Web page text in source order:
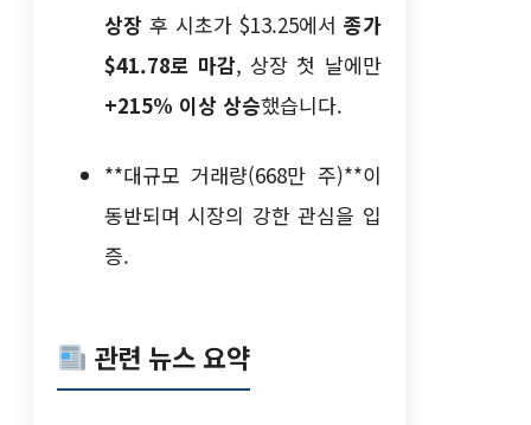
상장 후 시초가 $13.25에서 종가
$41.78로 마감, 상장 첫 날에만
+215% 이상 상승했습니다.
**대규모 거래량(668만 주)**이
동반되며 시장의 강한 관심을 입
증.
관련 뉴스 요약